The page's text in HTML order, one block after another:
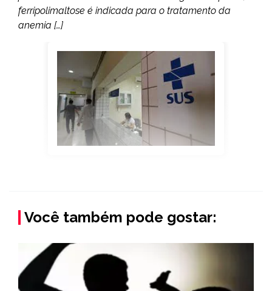
ferripolimaltose é indicada para o tratamento da
anemia […]
Você também pode gostar: